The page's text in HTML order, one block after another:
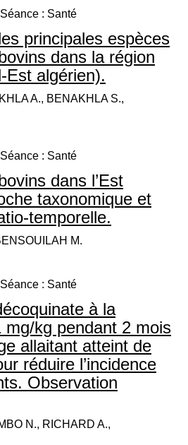
: Santé
principales espèces
dans la région
Est algérien).
A., BENAKHLA S.,
: Santé
dans l’Est
taxonomique et
temporelle.
M.
: Santé
à la
mg/kg pendant 2 mois
allaitant atteint de
réduire l’incidence
Observation
N., RICHARD A.,